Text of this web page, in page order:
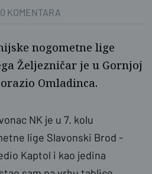
0 KOMENTARA
nogometne lige
Željezničar je u Gornjoj
Omladinca.
NK je u 7. kolu
lige Slavonski Brod -
Kaptol i kao jedina